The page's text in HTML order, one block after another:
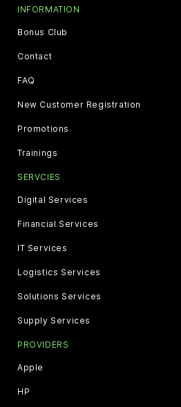
INFORMATION
Bonus Club
Contact
FAQ
New Customer Registration
Promotions
Trainings
SERVCIES
Digital Services
Financial Services
IT Services
Logistics Services
Solutions Services
Supply Services
PROVIDERS
Apple
HP